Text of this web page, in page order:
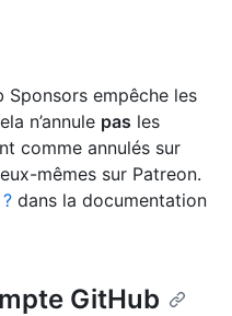
empêche les
n’annule pas les
comme annulés sur
mêmes sur Patreon.
dans la documentation
GitHub